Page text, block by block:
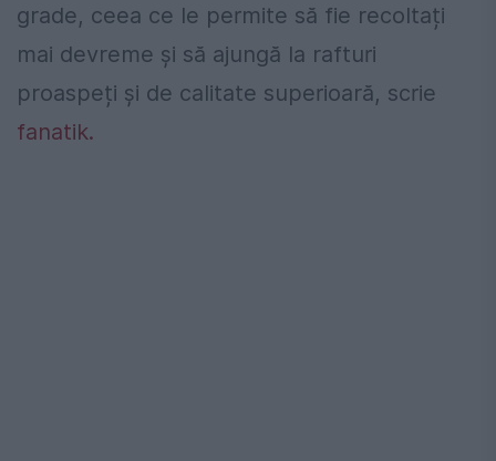
grade, ceea ce le permite să fie recoltați
mai devreme și să ajungă la rafturi
proaspeți și de calitate superioară, scrie
fanatik.